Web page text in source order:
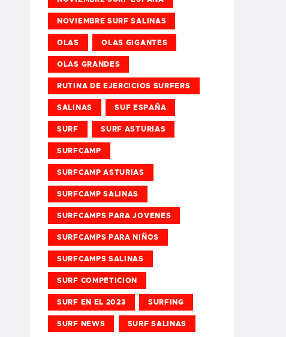
NOVIEMBRE SURF SALINAS
OLAS OLAS GIGANTES
OLAS GRANDES
RUTINA DE EJERCICIOS SURFERS
SALINAS SUF ESPAÑA
SURF SURF ASTURIAS
SURFCAMP
SURFCAMP ASTURIAS
SURFCAMP SALINAS
SURFCAMPS PARA JOVENES
SURFCAMPS PARA NIÑOS
SURFCAMPS SALINAS
SURF COMPETICION
SURF EN EL 2023 SURFING
SURF NEWS SURF SALINAS